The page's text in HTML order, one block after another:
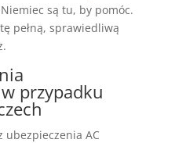
są tu, by pomóc.
pełną, sprawiedliwą
przypadku
ubezpieczenia AC